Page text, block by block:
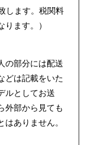
します。税関料
ます。）
の部分には配送
どは記載をいた
ルとしてお送
外部から見ても
はありません。